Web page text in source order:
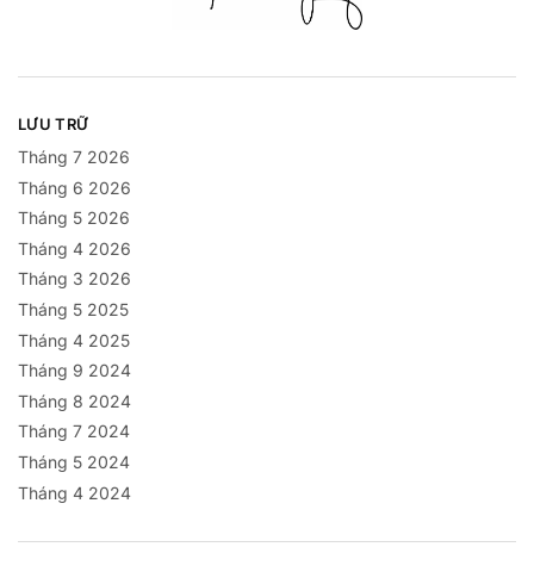
LƯU TRỮ
Tháng 7 2026
Tháng 6 2026
Tháng 5 2026
Tháng 4 2026
Tháng 3 2026
Tháng 5 2025
Tháng 4 2025
Tháng 9 2024
Tháng 8 2024
Tháng 7 2024
Tháng 5 2024
Tháng 4 2024